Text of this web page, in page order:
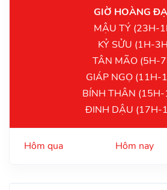
GIỜ HOÀNG
MẬU TÝ (23H-
KỶ SỬU (1H-
TÂN MÃO (5H-
GIÁP NGỌ (11H-
BÍNH THÂN
ĐINH DẬU (17H-
Hôm qua Hôm nay